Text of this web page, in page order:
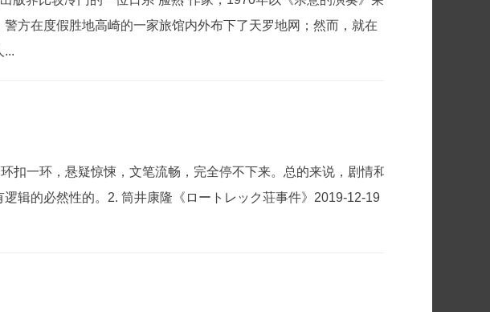
方在度假胜地高崎的一家旅馆内外布下了天罗地网；然而，就在
...
一环，悬疑惊悚，文笔流畅，完全停不下来。总的来说，剧情和
辑的必然性的。2. 筒井康隆《ロートレック荘事件》2019-12-19